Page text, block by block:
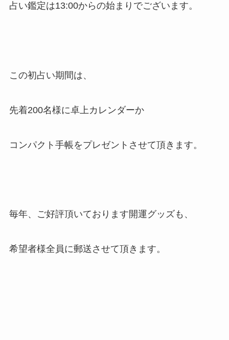
占い鑑定は13:00からの始まりでございます。
この初占い期間は、
先着200名様に卓上カレンダーか
コンパクト手帳をプレゼントさせて頂きます。
毎年、ご好評頂いております開運グッズも、
希望者様全員に郵送させて頂きます。